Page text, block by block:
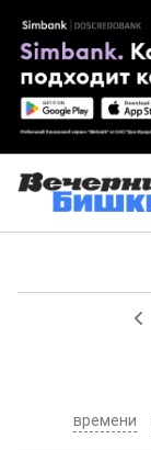
времени